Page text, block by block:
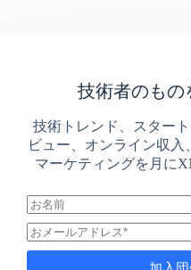
技術者のもの
技術トレンド、スター
ビュー、オンライン収入
マーケティングを月に